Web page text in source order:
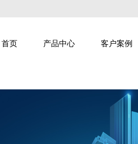
首页 产品中心 客户案例